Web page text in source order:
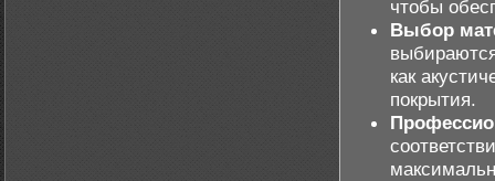
чтобы
Выбор
как
покрытия.